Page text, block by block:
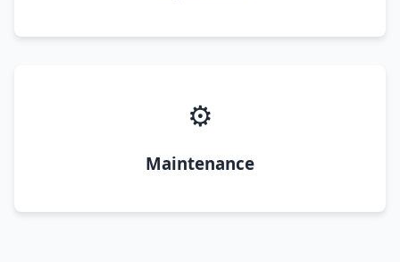
⚙️
Maintenance